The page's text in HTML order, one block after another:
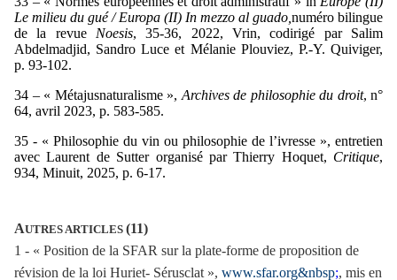
Le milieu du gué/ Europa (II) In mezzo al guado, numéro bilingue
de la revue Noesis, 35-36, 2022, Vrin, codirigé par Salim
Abdelmadjid, Sandro Luce et Mélanie Plouviez, P.-Y. Quiviger,
p. 93-102.
34 – « Métajusnaturalisme », Archives de philosophie du droit, n°
64, avril 2023, p. 583-585.
35 - « Philosophie du vin ou philosophie de l’ivresse », entretien
avec Laurent de Sutter organisé par Thierry Hoquet, Critique,
934, Minuit, 2025, p. 6-17.
AUTRES ARTICLES (11)
1 - « Position de la SFAR sur la plate-forme de proposition de
révision de la loi Huriet- Sérusclat », www.sfar.org&nbsp;, mis en